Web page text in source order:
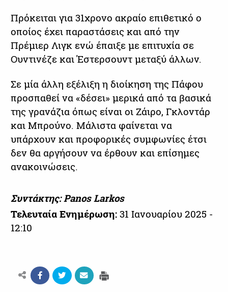
Πρόκειται για 31χρονο ακραίο επιθετικό ο
οποίος έχει παραστάσεις και από την
Πρέμιερ Λιγκ ενώ έπαιξε με επιτυχία σε
Ουντινέζε και Έστερσουντ μεταξύ άλλων.
Σε μία άλλη εξέλιξη η διοίκηση της Πάφου
προσπαθεί να «δέσει» μερικά από τα βασικά
της γρανάζια όπως είναι οι Ζάιρο, Γκλοντάρ
και Μπρούνο. Μάλιστα φαίνεται να
υπάρχουν και προφορικές συμφωνίες έτσι
δεν θα αργήσουν να έρθουν και επίσημες
ανακοινώσεις.
Συντάκτης: Panos Larkos
Τελευταία Ενημέρωση:31 Ιανουαρίου 2025 -
12:10